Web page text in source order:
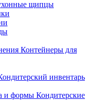
щипцы
Контейнеры для
инвентарь
Кондитерские